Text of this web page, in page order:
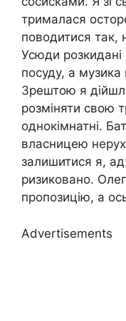
трималася
поводитися так,
Усюди розкидані
посуду, а музика
Зрештою я
розміняти свою
однокімнатні.
власницею
залишитися я,
ризиковано.
пропозицію, а
Advertisements